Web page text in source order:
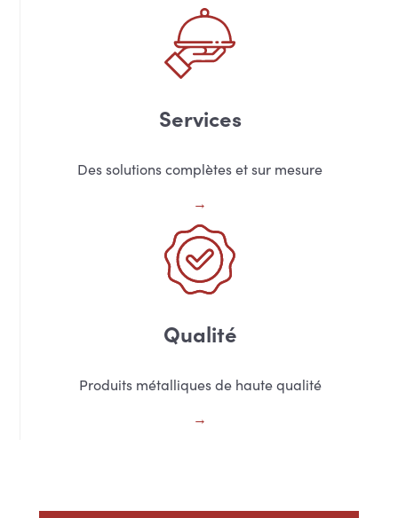
Services
Des solutions complètes et sur mesure
Qualité
Produits métalliques de haute qualité